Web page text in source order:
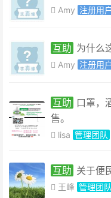
Amy 注册用户
互助 为什么
Amy 注册用户
互助 口罩，
售。
lisa 管理团队
互助 关于便
王峰 管理团队